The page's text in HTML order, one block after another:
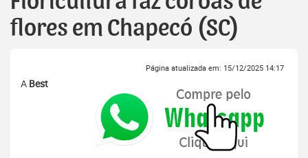
flores em Chapecó (SC)
Página atualizada em: 15/12/2025 14:17
A Best